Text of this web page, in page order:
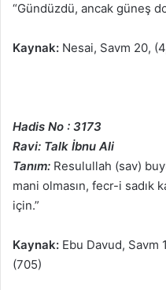
“Gündüzdü, ancak güneş
Kaynak: Nesai, Savm 20,
Hadis No : 3173
Ravi: Talk İbnu Ali
Tanım: Resulullah (sav)
mani olmasın, fecr-i sadık
için.”
Kaynak: Ebu Davud, Savm
(705)